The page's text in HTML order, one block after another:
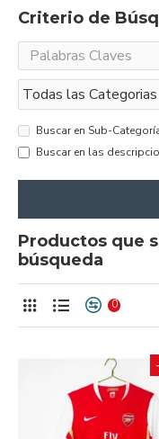
Criterio de
Buscar en Sub-
Buscar en las
Productos que
búsqueda
0